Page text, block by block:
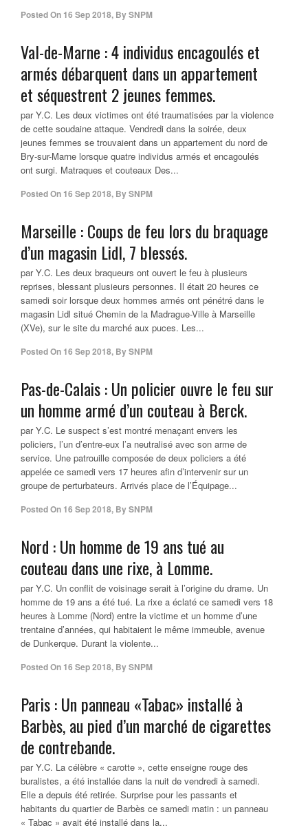
Posted On 16 Sep 2018, BySNPM
Val-de-Marne : 4 individus encagoulés et
armés débarquent dans un appartement
et séquestrent 2 jeunes femmes.
par Y.C. Les deux victimes ont été traumatisées par la violence
de cette soudaine attaque. Vendredi dans la soirée, deux
jeunes femmes se trouvaient dans un appartement du nord de
Bry-sur-Marne lorsque quatre individus armés et encagoulés
ont surgi. Matraques et couteaux Des...
Posted On 16 Sep 2018, BySNPM
Marseille : Coups de feu lors du braquage
d’un magasin Lidl, 7 blessés.
par Y.C. Les deux braqueurs ont ouvert le feu à plusieurs
reprises, blessant plusieurs personnes. Il était 20 heures ce
samedi soir lorsque deux hommes armés ont pénétré dans le
magasin Lidl situé Chemin de la Madrague-Ville à Marseille
(XVe), sur le site du marché aux puces. Les...
Posted On 16 Sep 2018, BySNPM
Pas-de-Calais : Un policier ouvre le feu sur
un homme armé d’un couteau à Berck.
par Y.C. Le suspect s’est montré menaçant envers les
policiers, l’un d’entre-eux l’a neutralisé avec son arme de
service. Une patrouille composée de deux policiers a été
appelée ce samedi vers 17 heures afin d’intervenir sur un
groupe de perturbateurs. Arrivés place de l’Équipage...
Posted On 16 Sep 2018, BySNPM
Nord : Un homme de 19 ans tué au
couteau dans une rixe, à Lomme.
par Y.C. Un conflit de voisinage serait à l’origine du drame. Un
homme de 19 ans a été tué. La rixe a éclaté ce samedi vers 18
heures à Lomme (Nord) entre la victime et un homme d’une
trentaine d’années, qui habitaient le même immeuble, avenue
de Dunkerque. Durant la violente...
Posted On 16 Sep 2018, BySNPM
Paris : Un panneau «Tabac» installé à
Barbès, au pied d’un marché de cigarettes
de contrebande.
par Y.C. La célèbre « carotte », cette enseigne rouge des
buralistes, a été installée dans la nuit de vendredi à samedi.
Elle a depuis été retirée. Surprise pour les passants et
habitants du quartier de Barbès ce samedi matin : un panneau
« Tabac » avait été installé dans la...